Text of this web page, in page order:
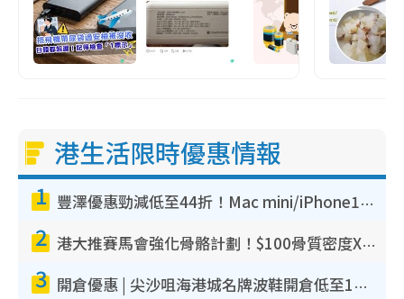
港生活限時優惠情報
1 豐澤優惠勁減低至44折！Mac mini/iPhone17Pro大減價！廚房家電$220起
2 港大推賽馬會強化骨骼計劃！$100骨質密度X光檢查 完成免費運動訓練送超市禮券！附參加資格
3 開倉優惠 | 尖沙咀海港城名牌波鞋開倉低至1折！On鞋$899起／Joy&Peace鞋履$98起